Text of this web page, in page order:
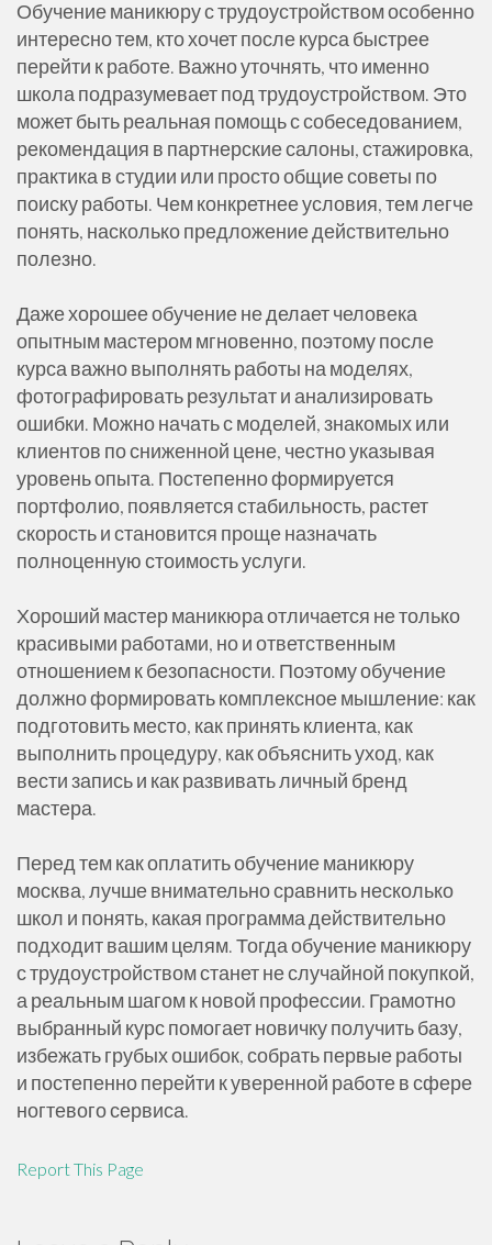
Обучение маникюру с трудоустройством особенно
интересно тем, кто хочет после курса быстрее
перейти к работе. Важно уточнять, что именно
школа подразумевает под трудоустройством. Это
может быть реальная помощь с собеседованием,
рекомендация в партнерские салоны, стажировка,
практика в студии или просто общие советы по
поиску работы. Чем конкретнее условия, тем легче
понять, насколько предложение действительно
полезно.
Даже хорошее обучение не делает человека
опытным мастером мгновенно, поэтому после
курса важно выполнять работы на моделях,
фотографировать результат и анализировать
ошибки. Можно начать с моделей, знакомых или
клиентов по сниженной цене, честно указывая
уровень опыта. Постепенно формируется
портфолио, появляется стабильность, растет
скорость и становится проще назначать
полноценную стоимость услуги.
Хороший мастер маникюра отличается не только
красивыми работами, но и ответственным
отношением к безопасности. Поэтому обучение
должно формировать комплексное мышление: как
подготовить место, как принять клиента, как
выполнить процедуру, как объяснить уход, как
вести запись и как развивать личный бренд
мастера.
Перед тем как оплатить обучение маникюру
москва, лучше внимательно сравнить несколько
школ и понять, какая программа действительно
подходит вашим целям. Тогда обучение маникюру
с трудоустройством станет не случайной покупкой,
а реальным шагом к новой профессии. Грамотно
выбранный курс помогает новичку получить базу,
избежать грубых ошибок, собрать первые работы
и постепенно перейти к уверенной работе в сфере
ногтевого сервиса.
Report This Page